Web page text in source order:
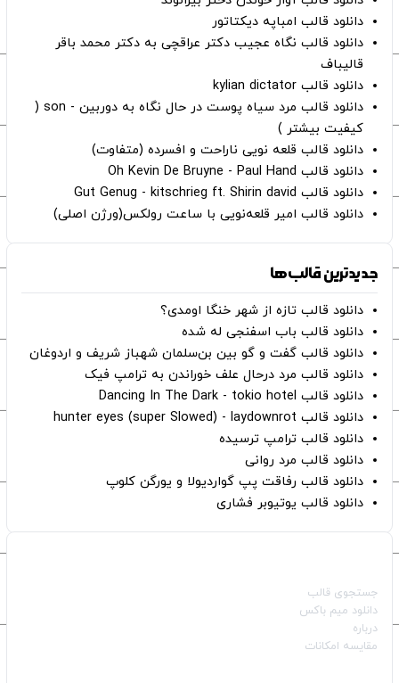
دانلود قالب امباپه دیکتاتور
دانلود قالب نگاه عجیب دکتر عراقچی به دکتر محمد باقر
قالیباف
دانلود قالب kylian dictator
دانلود قالب مرد سیاه پوست در حال نگاه به دوربین - son (
کیفیت بیشتر )
دانلود قالب قلعه نویی ناراحت و افسرده (متفاوت)
دانلود قالب Oh Kevin De Bruyne - Paul Hand
دانلود قالب Gut Genug - kitschrieg ft. Shirin david
دانلود قالب امیر قلعه‌نویی با ساعت رولکس(ورژن اصلی)
جدیدترین قالب‌ها
دانلود قالب تازه از شهر خنگا اومدی؟
دانلود قالب باب اسفنجی له شده
دانلود قالب گفت و گو بین بن‌سلمان شهباز شریف و اردوغان
دانلود قالب مرد درحال علف خوراندن به ترامپ فیک
دانلود قالب Dancing In The Dark - tokio hotel
دانلود قالب hunter eyes (super Slowed) - laydownrot
دانلود قالب ترامپ ترسیده
دانلود قالب مرد روانی
دانلود قالب رفاقت پپ گواردیولا و یورگن کلوپ
دانلود قالب یوتیوبر فشاری
جستجوی قالب
دانلود میم باکس
درباره
مقایسه امکانات